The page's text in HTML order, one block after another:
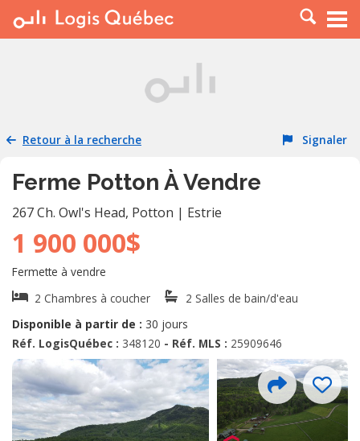
À LOUER
PLACER UNE ANNONCE
RESSOURCES
Retour à la recherche Signaler
Ferme Potton À Vendre
267 Ch. Owl's Head, Potton | Estrie
1 900 000$
Fermette à vendre
2 Chambres à coucher
2 Salles de bain/d'eau
Disponible à partir de : 30 jours
Réf. LogisQuébec : 348120 - Réf. MLS : 25909646